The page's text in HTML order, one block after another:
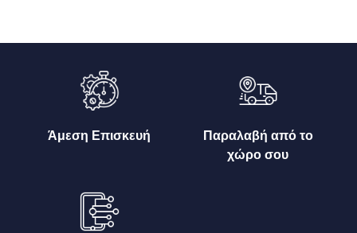
Άμεση Επισκευή
Παραλαβή από το
χώρο σου